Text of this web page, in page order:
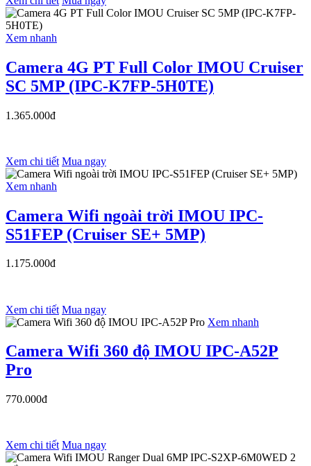
Xem nhanh
Camera 4G PT Full Color IMOU Cruiser
SC 5MP (IPC-K7FP-5H0TE)
1.365.000đ
Xem chi tiết Mua ngay
Xem nhanh
Camera Wifi ngoài trời IMOU IPC-
S51FEP (Cruiser SE+ 5MP)
1.175.000đ
Xem chi tiết Mua ngay
Xem nhanh
Camera Wifi 360 độ IMOU IPC-A52P
Pro
770.000đ
Xem chi tiết Mua ngay